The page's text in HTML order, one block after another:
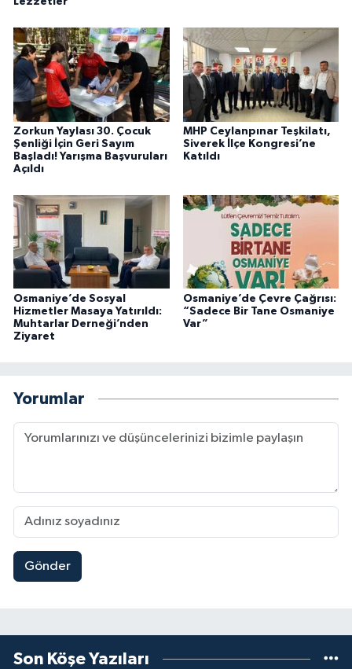
Zorkun Yaylası 30. Çocuk
Şenliği İçin Geri Sayım
Başladı! Yarışma Başvuruları
Açıldı
MHP Ceylanpınar Teşkilatı,
Siverek İlçe Kongresi’ne
Katıldı
Osmaniye’de Sosyal
Hizmetler Masaya Yatırıldı:
Muhtarlar Derneği’nden
Ziyaret
Osmaniye’de Çevre Çağrısı:
“Sadece Bir Tane Osmaniye
Var”
Yorumlar
Gönder
Son Köşe Yazıları